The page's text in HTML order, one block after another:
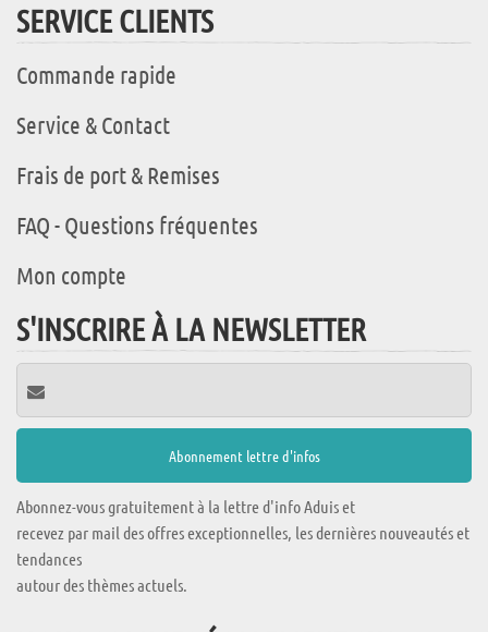
SERVICE CLIENTS
Commande rapide
Service & Contact
Frais de port & Remises
FAQ - Questions fréquentes
Mon compte
S'INSCRIRE À LA NEWSLETTER
Abonnez-vous gratuitement à la lettre d'info Aduis et
recevez par mail des offres exceptionnelles, les dernières nouveautés et
tendances
autour des thèmes actuels.